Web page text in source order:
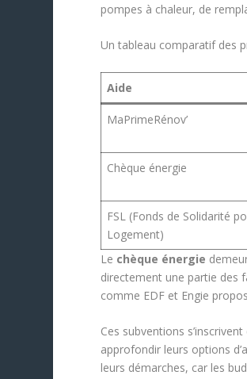
pompes à chaleur, de
Un tableau comparatif des
Aide
MaPrimeRénov’
Chèque énergie
FSL (Fonds de Solidarité
Logement)
Le chèque énergie
directement une partie des
comme EDF et Engie
Ces subventions
approfondir leurs options
leurs démarches, car les